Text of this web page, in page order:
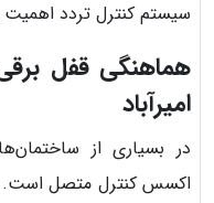
سیستم کنترل تردد
هماهنگی قفل
امیرآباد
در بسیاری از
اکسس کنترل متصل است.